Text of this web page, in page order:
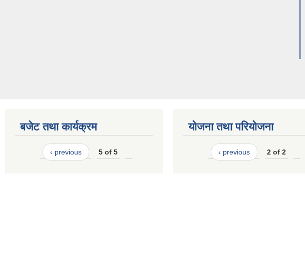
बजेट तथा कार्यक्रम
‹ previous 5 of 5
योजना तथा परियोजना
‹ previous 2 of 2